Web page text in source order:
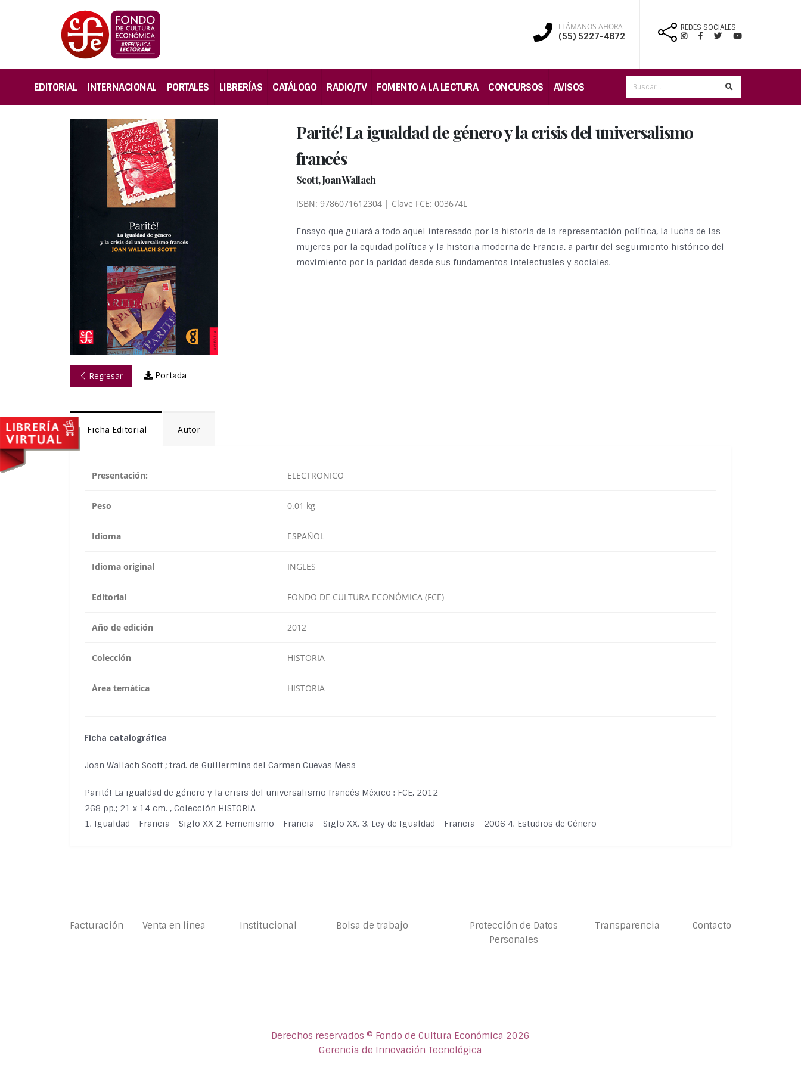
LLÁMANOS AHORA
(55) 5227-4672
REDES SOCIALES
EDITORIAL INTERNACIONAL PORTALES LIBRERÍAS CATÁLOGO RADIO/TV FOMENTO A LA LECTURA CONCURSOS AVISOS
Regresar Portada
Parité! La igualdad de género y la crisis del universalismo
francés
Scott, Joan Wallach
ISBN: 9786071612304 | Clave FCE: 003674L
Ensayo que guiará a todo aquel interesado por la historia de la representación política, la lucha de las
mujeres por la equidad política y la historia moderna de Francia, a partir del seguimiento histórico del
movimiento por la paridad desde sus fundamentos intelectuales y sociales.
Ficha Editorial Autor
Presentación: ELECTRONICO
Peso 0.01 kg
Idioma ESPAÑOL
Idioma original INGLES
Editorial FONDO DE CULTURA ECONÓMICA (FCE)
Año de edición 2012
Colección HISTORIA
Área temática HISTORIA
Ficha catalográfica
Joan Wallach Scott ; trad. de Guillermina del Carmen Cuevas Mesa
Parité! La igualdad de género y la crisis del universalismo francés México : FCE, 2012
268 pp.; 21 x 14 cm. , Colección HISTORIA
1. Igualdad - Francia - Siglo XX 2. Femenismo - Francia - Siglo XX. 3. Ley de Igualdad - Francia - 2006 4. Estudios de Género
Facturación Venta en línea Institucional Bolsa de trabajo
Protección de Datos
Personales
Transparencia Contacto
Derechos reservados © Fondo de Cultura Económica 2026
Gerencia de Innovación Tecnológica